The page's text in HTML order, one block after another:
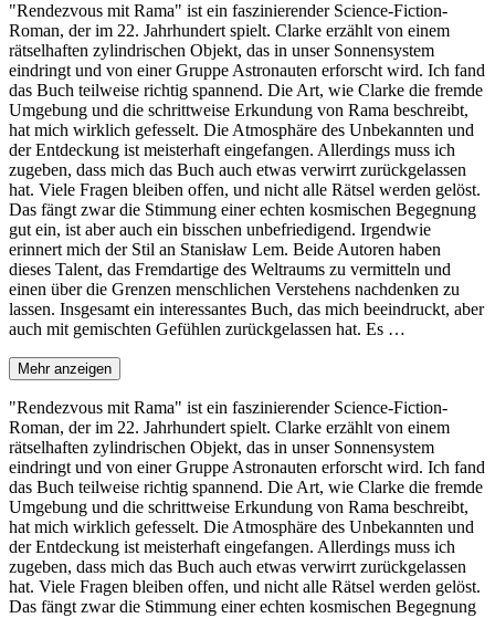
"Rendezvous mit Rama" ist ein faszinierender Science-Fiction-
Roman, der im 22. Jahrhundert spielt. Clarke erzählt von einem
rätselhaften zylindrischen Objekt, das in unser Sonnensystem
eindringt und von einer Gruppe Astronauten erforscht wird. Ich fand
das Buch teilweise richtig spannend. Die Art, wie Clarke die fremde
Umgebung und die schrittweise Erkundung von Rama beschreibt,
hat mich wirklich gefesselt. Die Atmosphäre des Unbekannten und
der Entdeckung ist meisterhaft eingefangen. Allerdings muss ich
zugeben, dass mich das Buch auch etwas verwirrt zurückgelassen
hat. Viele Fragen bleiben offen, und nicht alle Rätsel werden gelöst.
Das fängt zwar die Stimmung einer echten kosmischen Begegnung
gut ein, ist aber auch ein bisschen unbefriedigend. Irgendwie
erinnert mich der Stil an Stanisław Lem. Beide Autoren haben
dieses Talent, das Fremdartige des Weltraums zu vermitteln und
einen über die Grenzen menschlichen Verstehens nachdenken zu
lassen. Insgesamt ein interessantes Buch, das mich beeindruckt, aber
auch mit gemischten Gefühlen zurückgelassen hat. Es …
Mehr anzeigen
"Rendezvous mit Rama" ist ein faszinierender Science-Fiction-
Roman, der im 22. Jahrhundert spielt. Clarke erzählt von einem
rätselhaften zylindrischen Objekt, das in unser Sonnensystem
eindringt und von einer Gruppe Astronauten erforscht wird. Ich fand
das Buch teilweise richtig spannend. Die Art, wie Clarke die fremde
Umgebung und die schrittweise Erkundung von Rama beschreibt,
hat mich wirklich gefesselt. Die Atmosphäre des Unbekannten und
der Entdeckung ist meisterhaft eingefangen. Allerdings muss ich
zugeben, dass mich das Buch auch etwas verwirrt zurückgelassen
hat. Viele Fragen bleiben offen, und nicht alle Rätsel werden gelöst.
Das fängt zwar die Stimmung einer echten kosmischen Begegnung